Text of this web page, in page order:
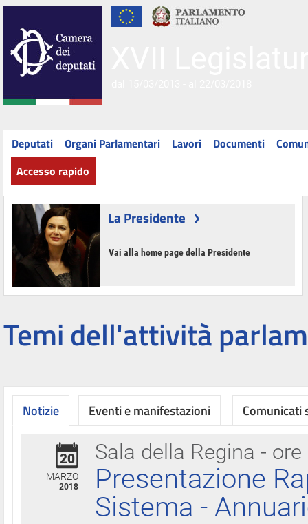
Deputati Organi Parlamentari Lavori Documenti
Accesso rapido
La Presidente
Vai alla home page della Presidente
Temi dell'attività
Notizie
Sala della Regina - ore
20
MARZO
2018
Presentazione
Sistema -
Eventi e manifestazioni Comunicati